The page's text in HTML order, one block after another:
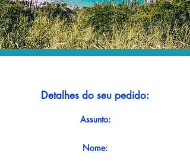
Detalhes do seu pedido:
Assunto:
Nome: